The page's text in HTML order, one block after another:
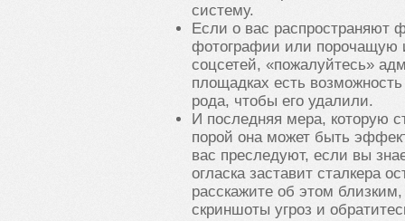
систему.
Если о вас
фотографии или порочащую
соцсетей, «пожалуйтесь»
площадках есть
рода, чтобы его удалили.
И последняя мера, которую
порой она может быть
вас преследуют, если вы
огласка заставит сталкера
расскажите об этом
скриншоты угроз и